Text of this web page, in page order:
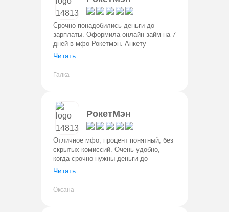
Срочно понадобились деньги до
зарплаты. Оформила онлайн займ на 7
дней в мфо Рокетмэн. Анкету
заполнила буквально за 5 минут,
сразу поступили на карту.
Читать
Галка
РокетМэн
Отличное мфо, процент понятный, без
скрытых комиссий. Очень удобно,
когда срочно нужны деньги до
зарплаты брать на неделю две. Дают
Не звонят, не задают вопросы
Читать
Оксана